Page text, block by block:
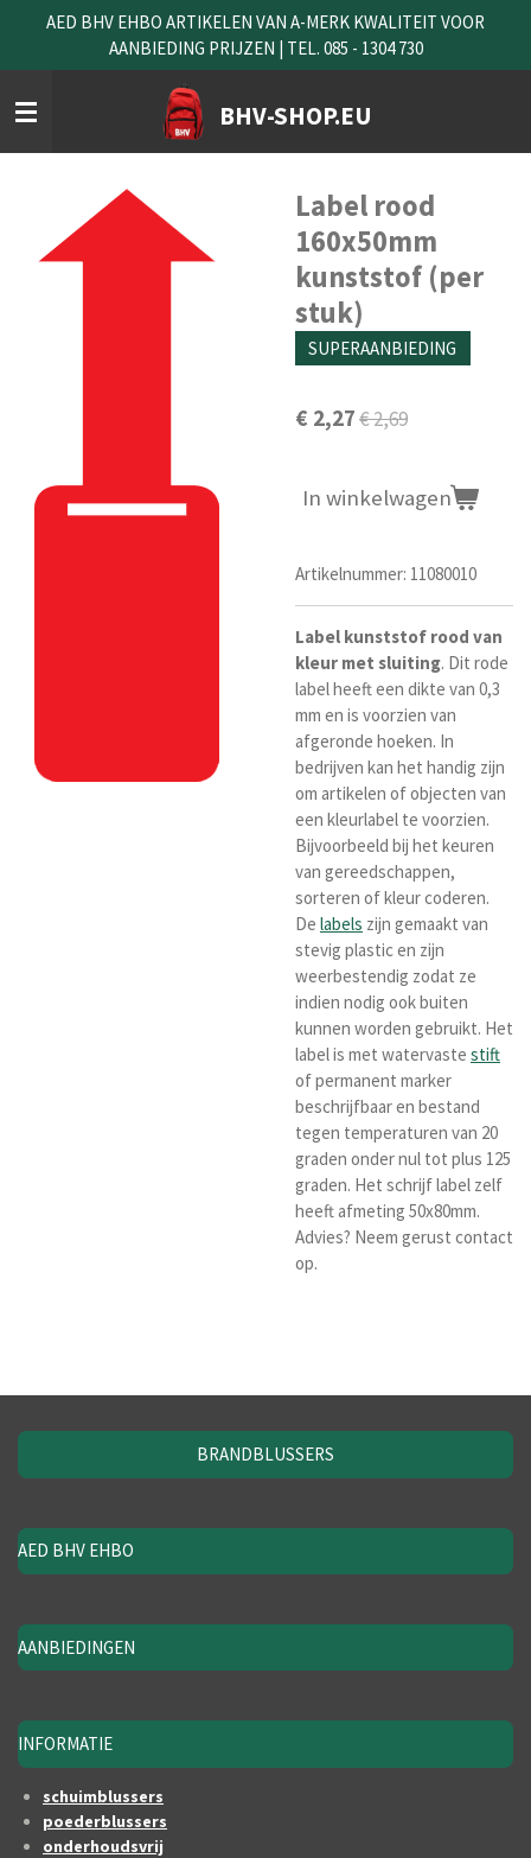
naar
de
hoofdinhoud
BHV-SHOP.EU
AED BHV EHBO ARTIKELEN VAN A-MERK KWALITEIT VOOR
AANBIEDING PRIJZEN | TEL. 085 - 1304 730
Label rood
160x50mm
kunststof (per
stuk)
SUPERAANBIEDING
€ 2,27€ 2,69
In winkelwagen
Artikelnummer: 11080010
Label kunststof rood van
kleur met sluiting. Dit rode
label heeft een dikte van 0,3
mm en is voorzien van
afgeronde hoeken. In
bedrijven kan het handig zijn
om artikelen of objecten van
een kleurlabel te voorzien.
Bijvoorbeeld bij het keuren
van gereedschappen,
sorteren of kleur coderen.
De labels zijn gemaakt van
stevig plastic en zijn
weerbestendig zodat ze
indien nodig ook buiten
kunnen worden gebruikt. Het
label is met watervaste stift
of permanent marker
beschrijfbaar en bestand
tegen temperaturen van 20
graden onder nul tot plus 125
graden. Het schrijf label zelf
heeft afmeting 50x80mm.
Advies? Neem gerust contact
op.
BRANDBLUSSERS
AED BHV EHBO
AANBIEDINGEN
INFORMATIE
schuimblussers
poederblussers
onderhoudsvrij